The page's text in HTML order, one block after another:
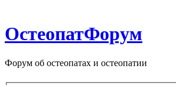
ОстеопатФорум
Форум об остеопатах и остеопатии